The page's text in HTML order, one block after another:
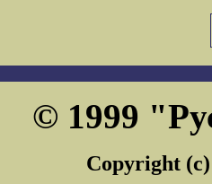
© 1999
Copyright